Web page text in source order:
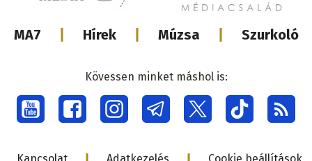
Lábléc
médiacsalád
MA7 Hírek Múzsa Szurkoló
Social
menu
Kövessen minket máshol is: